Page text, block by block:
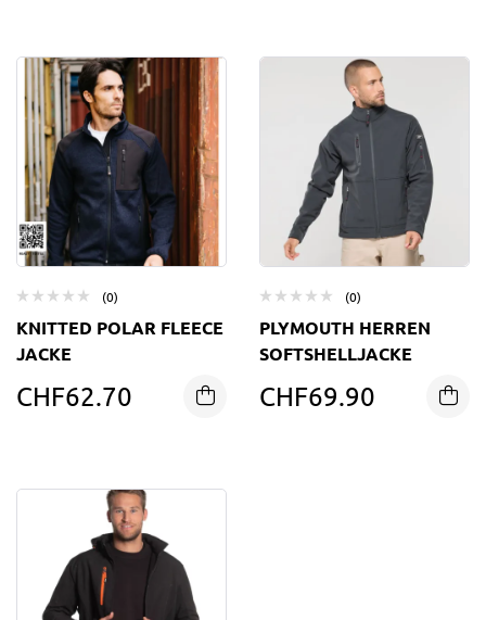
(0)
KNITTED POLAR FLEECE
JACKE
CHF62.70
(0)
PLYMOUTH HERREN
SOFTSHELLJACKE
CHF69.90